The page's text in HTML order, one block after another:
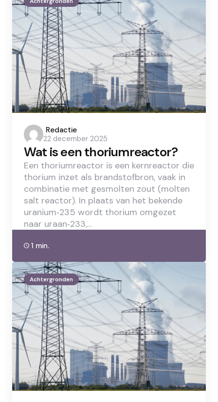
Posted
by
Redactie
22 december 2025
Wat is een thoriumreactor?
Een thoriumreactor is een kernreactor die
thorium inzet als brandstofbron, vaak in
combinatie met gesmolten zout (molten
salt reactor). In plaats van het bekende
uranium‑235 wordt thorium omgezet
naar uraan‑233,…
1 min.
Achtergronden